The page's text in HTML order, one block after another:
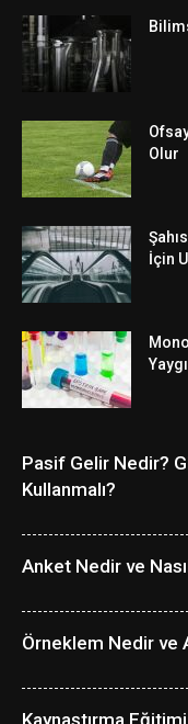
Olur
İçin
Pasif Gelir Nedir?
Kullanmalı?
Anket Nedir ve Nasıl
Örneklem Nedir ve
Kaynaştırma